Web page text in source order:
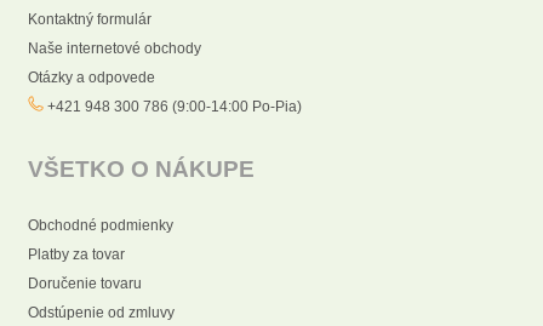
Kontaktný formulár
Naše internetové obchody
Otázky a odpovede
+421 948 300 786 (9:00-14:00 Po-Pia)
VŠETKO O NÁKUPE
Obchodné podmienky
Platby za tovar
Doručenie tovaru
Odstúpenie od zmluvy